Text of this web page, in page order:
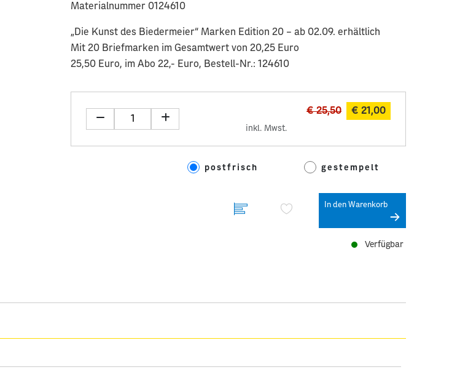
Materialnummer 0124610
„Die Kunst des Biedermeier“ Marken Edition 20 – ab 02.09. erhältlich
Mit 20 Briefmarken im Gesamtwert von 20,25 Euro
25,50 Euro, im Abo 22,- Euro, Bestell-Nr.: 124610
€ 25,50 € 21,00
inkl. Mwst.
postfrisch gestempelt
In den Warenkorb
Verfügbar